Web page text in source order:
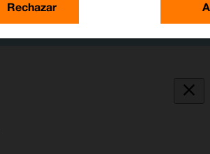
Rechazar